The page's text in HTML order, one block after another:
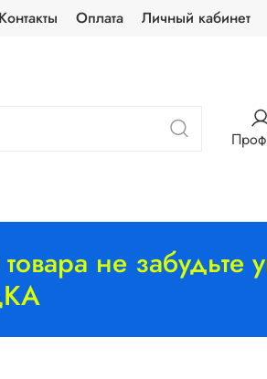
Контакты Оплата Личный кабинет
не забудьте